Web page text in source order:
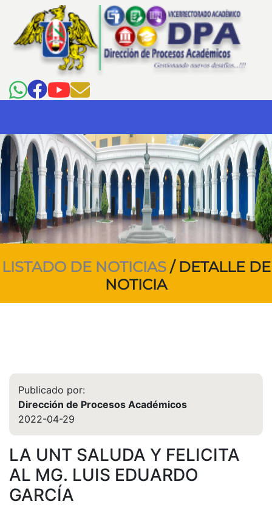
LISTADO DE NOTICIAS / DETALLE DE
NOTICIA
Publicado por:
Dirección de Procesos Académicos
2022-04-29
LA UNT SALUDA Y FELICITA
AL MG. LUIS EDUARDO
GARCÍA